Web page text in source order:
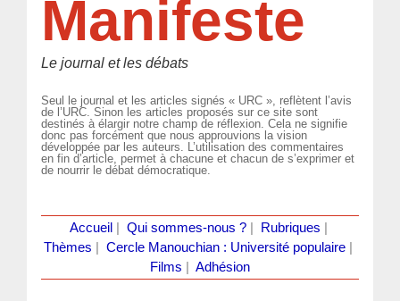
Manifeste
Le journal et les débats
Seul le journal et les articles signés « URC », reflètent l’avis
de l’URC. Sinon les articles proposés sur ce site sont
destinés à élargir notre champ de réflexion. Cela ne signifie
donc pas forcément que nous approuvions la vision
développée par les auteurs. L’utilisation des commentaires
en fin d’article, permet à chacune et chacun de s’exprimer et
de nourrir le débat démocratique.
Accueil Qui sommes-nous ?| Rubriques
Thèmes
Cercle Manouchian : Université populaire
Films
Adhésion